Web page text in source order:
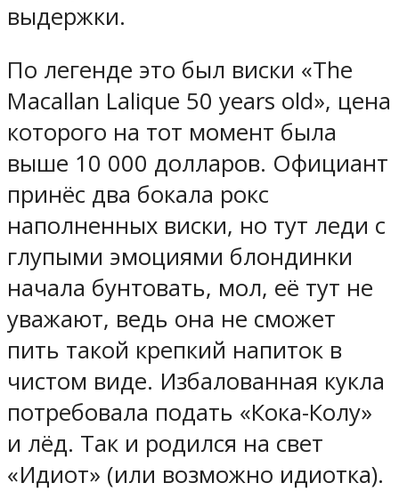
выдержки.
По легенде это был виски «The
Macallan Lalique 50 years old», цена
которого на тот момент была
выше 10 000 долларов. Официант
принёс два бокала рокс
наполненных виски, но тут леди с
глупыми эмоциями блондинки
начала бунтовать, мол, её тут не
уважают, ведь она не сможет
пить такой крепкий напиток в
чистом виде. Избалованная кукла
потребовала подать «Кока-Колу»
и лёд. Так и родился на свет
«Идиот» (или возможно идиотка).